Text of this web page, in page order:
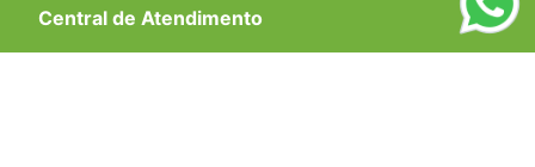
Central de Atendimento +